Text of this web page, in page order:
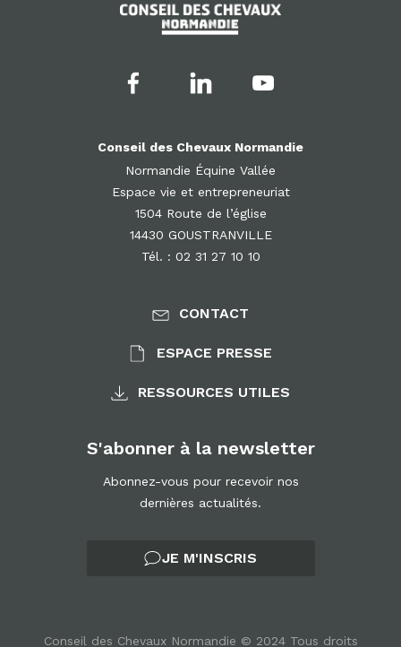
Conseil des Chevaux Normandie
Normandie Équine Vallée
Espace vie et entrepreneuriat
1504 Route de l’église
14430 GOUSTRANVILLE
Tél. : 02 31 27 10 10
CONTACT
ESPACE PRESSE
RESSOURCES UTILES
S'abonner à la newsletter
Abonnez-vous pour recevoir nos
dernières actualités.
JE M'INSCRIS
Conseil des Chevaux Normandie © 2024 Tous droits